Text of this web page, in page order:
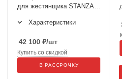
для жестянщика STANZANI
Характеристики
42 100 ₽/шт
Купить со скидкой
В РАССРОЧКУ